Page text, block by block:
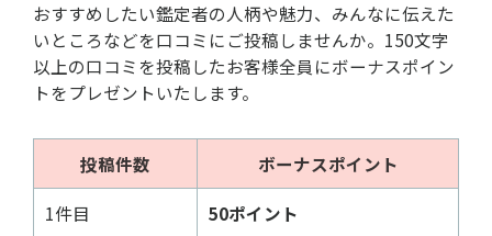
おすすめしたい鑑定者の人柄や魅力、みんなに伝えた
いところなどを口コミにご投稿しませんか。150文字
以上の口コミを投稿したお客様全員にボーナスポイン
トをプレゼントいたします。
投稿件数 ボーナスポイント
1件目 50ポイント